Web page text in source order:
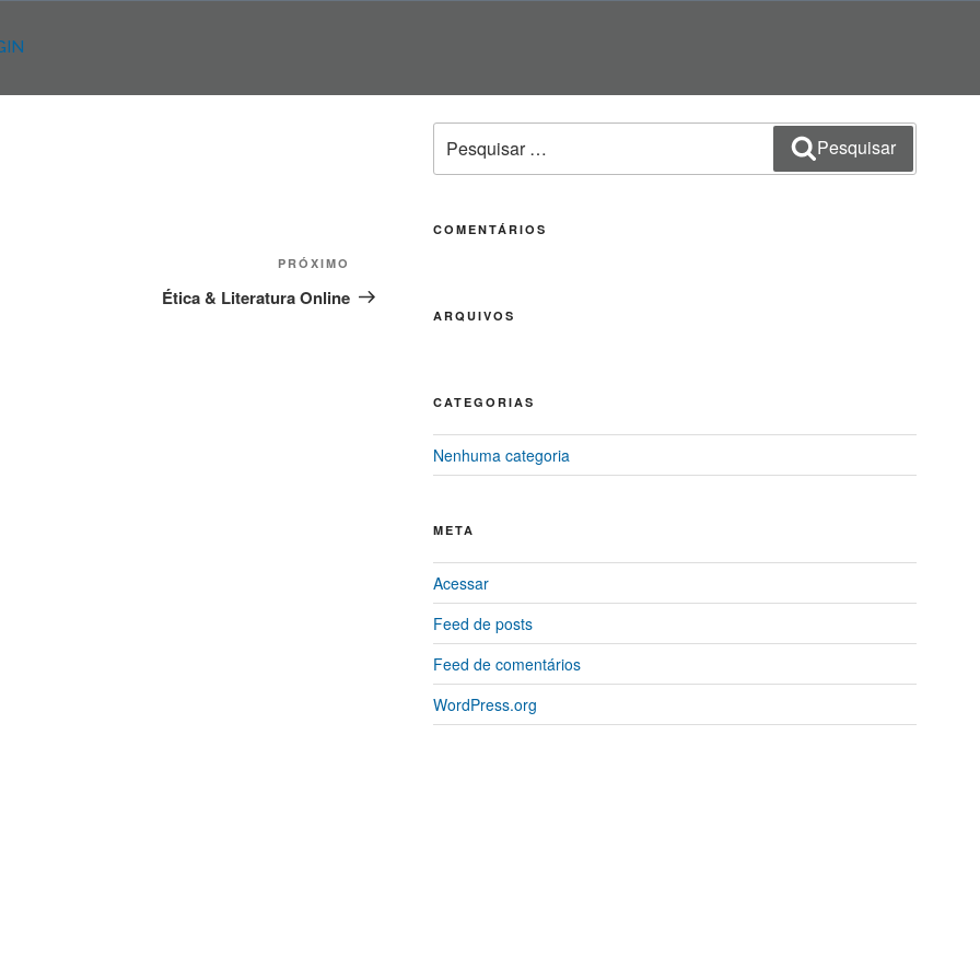
post
PRÓXIMO
Ética & Literatura Online
por:
Pesquisar
COMENTÁRIOS
ARQUIVOS
CATEGORIAS
Nenhuma categoria
META
Acessar
Feed de posts
Feed de comentários
WordPress.org